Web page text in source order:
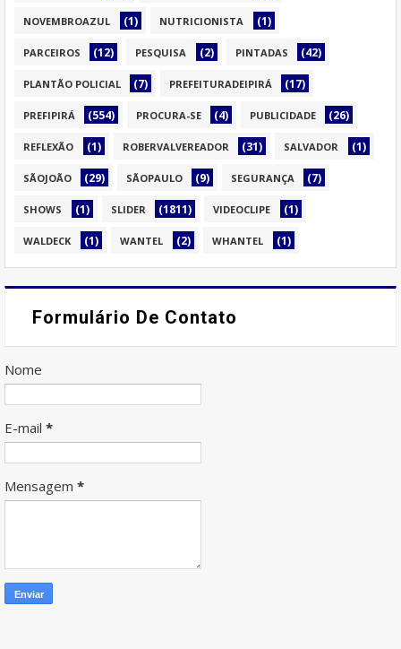
NOVEMBROAZUL (1) NUTRICIONISTA (1)
PARCEIROS (12) PESQUISA (2) PINTADAS (42)
PLANTÃO POLICIAL (7) PREFEITURADEIPIRÁ (17)
PREFIPIRÁ (554) PROCURA-SE (4) PUBLICIDADE (26)
REFLEXÃO (1) ROBERVALVEREADOR (31) SALVADOR (1)
SÃOJOÃO (29) SÃOPAULO (9) SEGURANÇA (7)
SHOWS (1) SLIDER (1811) VIDEOCLIPE (1)
WALDECK (1) WANTEL (2) WHANTEL (1)
Formulário De Contato
Nome
E-mail *
Mensagem *